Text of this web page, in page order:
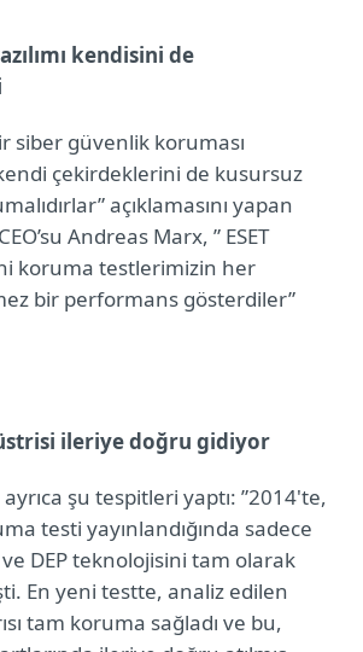
kendisini de
siber güvenlik koruması
çekirdeklerini de kusursuz
açıklamasını yapan
Andreas Marx, ” ESET
koruma testlerimizin her
bir performans gösterdiler”
ileriye doğru gidiyor
şu tespitleri yaptı: ”2014'te,
testi yayınlandığında sadece
DEP teknolojisini tam olarak
En yeni testte, analiz edilen
tam koruma sağladı ve bu,